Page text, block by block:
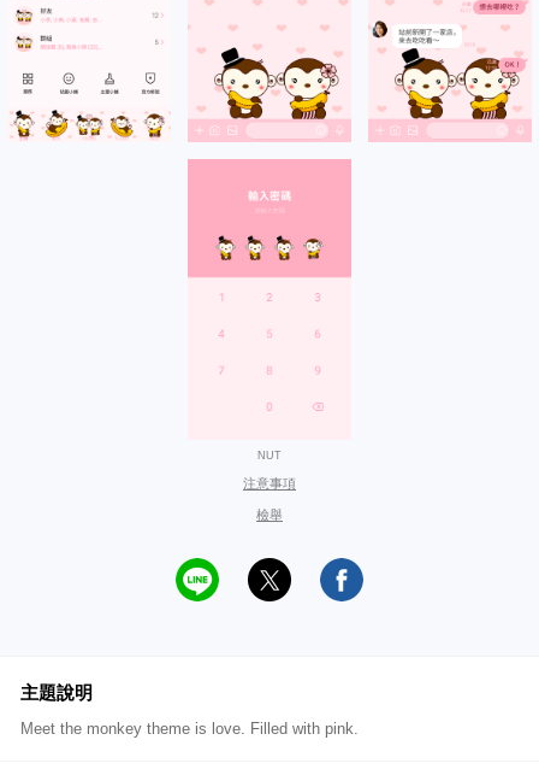
NUT
注意事項
檢舉
主題說明
Meet the monkey theme is love. Filled with pink.